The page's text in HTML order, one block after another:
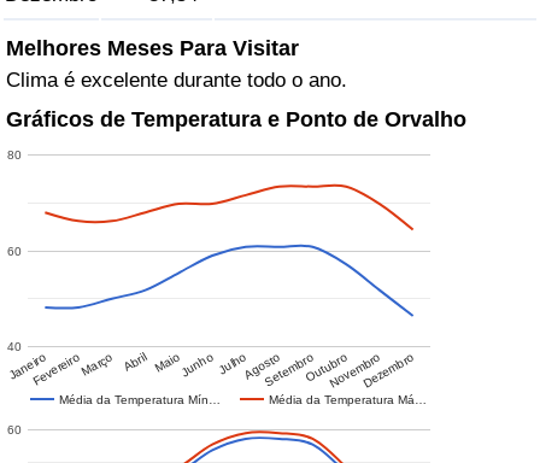
Melhores Meses Para Visitar
Clima é excelente durante todo o ano.
Gráficos de Temperatura e Ponto de Orvalho
Média da Temperatura Mín… Média da Temperatura Má…
JaneiroFevereiroMarço Abril MaioJunho JulhoAgostoSetembroOutubroNovembroDezembro
40
60
80
60